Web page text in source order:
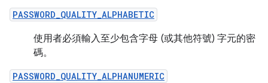
PASSWORD_QUALITY_ALPHABETIC
使用者必須輸入至少包含字母 (或其他符號) 字元的密
碼。
PASSWORD_QUALITY_ALPHANUMERIC